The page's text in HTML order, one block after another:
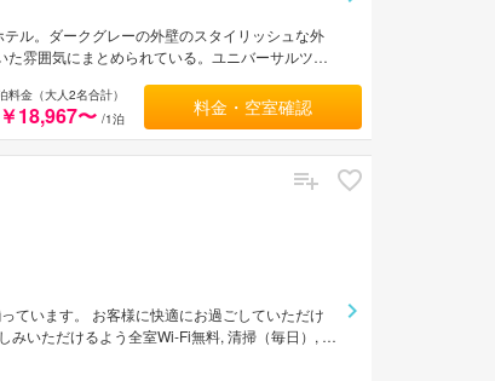
ル。ダークグレーの外壁のスタイリッシュな外
雰囲気にまとめられている。ユニバーサルツイ
分。羽田空港から約21km、成田空港から約
料金（大人2名合計）
￥18,967〜 /1泊 料金・空室確認
ています。 お客様に快適にお過ごしていただけ
いただけるよう全室Wi-Fi無料, 清掃（毎日）, 郵